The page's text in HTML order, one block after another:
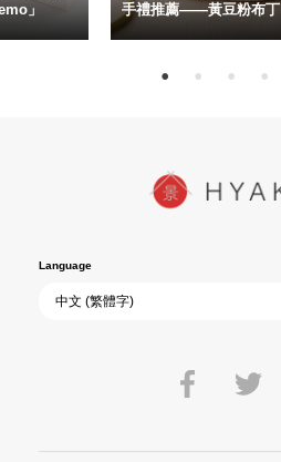
」
手禮推薦——黃豆粉布丁
Language